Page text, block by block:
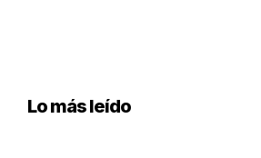
Lo más leído